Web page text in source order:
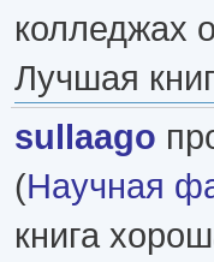
колледжах
Лучшая
sullaago
(Научная
книга